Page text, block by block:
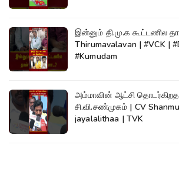
இன்னும் தி.மு.க கூட்டணில
Thirumavalavan | #VCK |
#Kumudam
அம்மாவின் ஆட்சி
சி.வி.சண்முகம் | CV
jayalalithaa | TVK